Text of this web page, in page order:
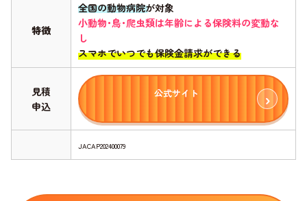
特徴
全国の動物病院が対象
小動物･鳥･爬虫類は年齢による保険料の変動な
し
スマホでいつでも保険金請求ができる
見積
申込
公式サイト
JACAP202400079